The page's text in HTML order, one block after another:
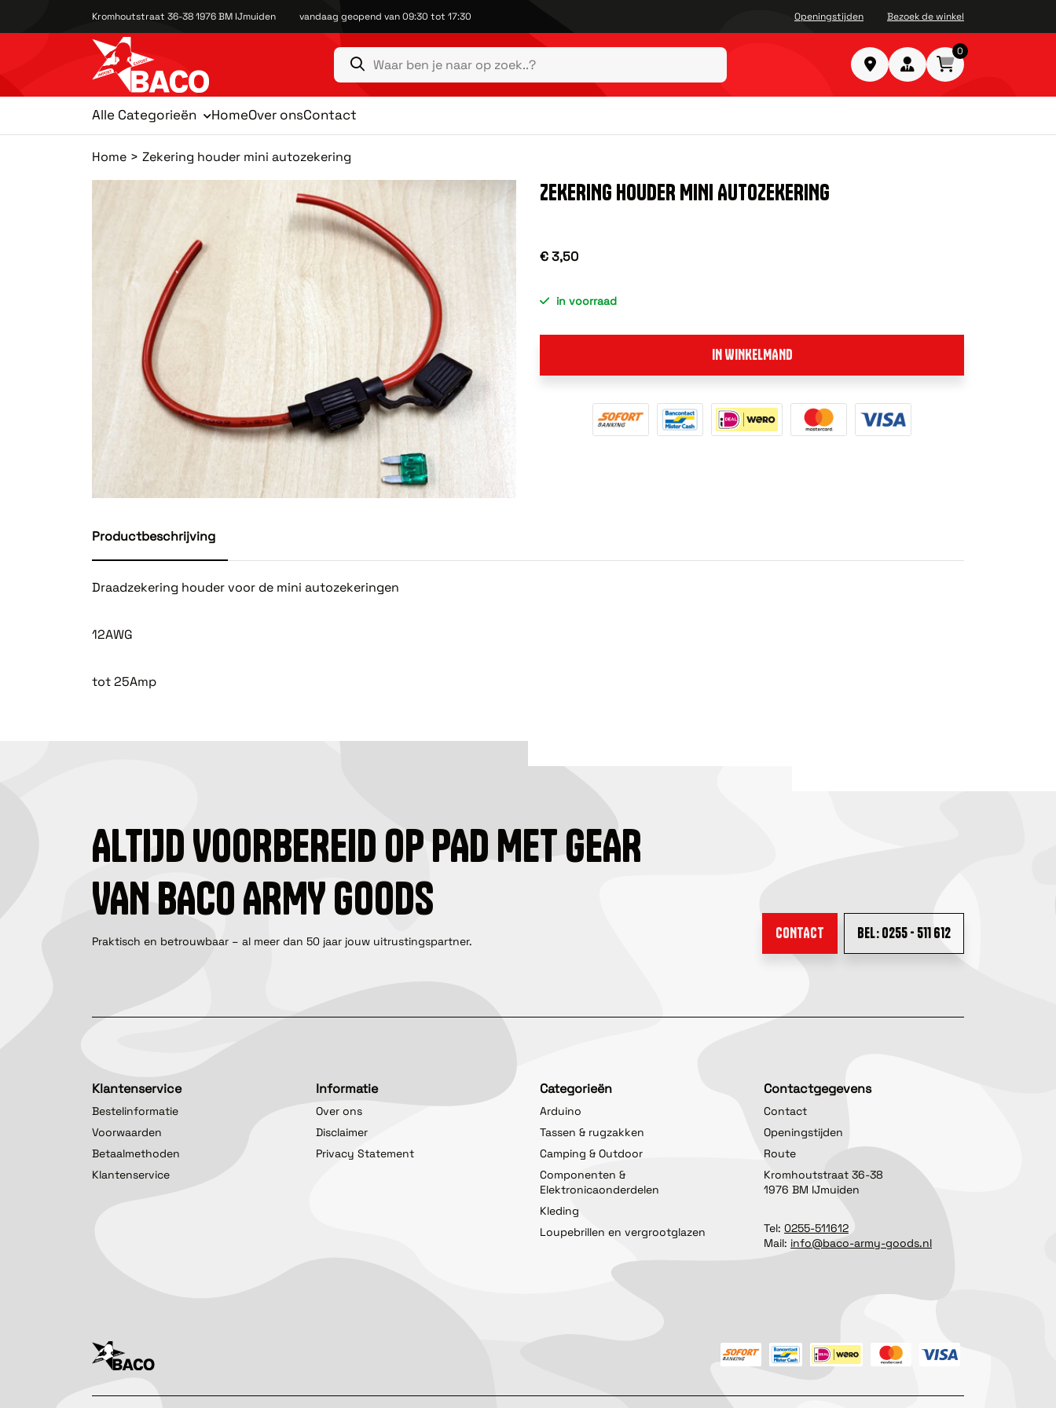
Kromhoutstraat 36-38 1976 BM IJmuiden vandaag geopend van 09:30 tot 17:30 Openingstijden Bezoek de winkel
0
Alle Categorieën HomeOver onsContact
Home Zekering houder mini autozekering
ZEKERING HOUDER MINI AUTOZEKERING
€ 3,50
in voorraad
IN WINKELMAND
Productbeschrijving
Draadzekering houder voor de mini autozekeringen
12AWG
tot 25Amp
ALTIJD VOORBEREID OP PAD MET GEAR
VAN BACO ARMY GOODS
Praktisch en betrouwbaar – al meer dan 50 jaar jouw uitrustingspartner. CONTACT BEL: 0255 - 511 612
Klantenservice
Bestelinformatie
Voorwaarden
Betaalmethoden
Klantenservice
Informatie
Over ons
Disclaimer
Privacy Statement
Categorieën
Arduino
Tassen & rugzakken
Camping & Outdoor
Componenten &
Elektronicaonderdelen
Kleding
Loupebrillen en vergrootglazen
Contactgegevens
Contact
Openingstijden
Route
Kromhoutstraat 36-38
1976 BM IJmuiden
Tel: 0255-511612
Mail: info@baco-army-goods.nl